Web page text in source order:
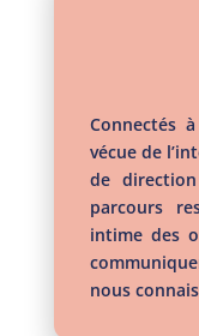
Connectés
vécue de
de
parcours
intime des
nous